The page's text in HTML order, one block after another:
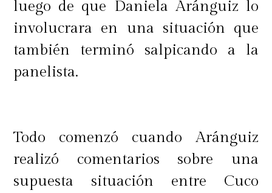
luego de que Daniela Aránguiz lo
involucrara en una situación que
también terminó salpicando a la
panelista.
Todo comenzó cuando Aránguiz
realizó comentarios sobre una
supuesta situación entre Cuco